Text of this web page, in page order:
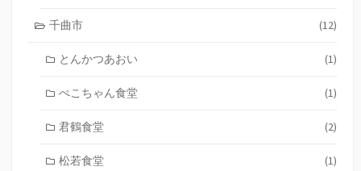
千曲市 (12)
とんかつあおい (1)
ぺこちゃん食堂 (1)
君鶴食堂 (2)
松若食堂 (1)